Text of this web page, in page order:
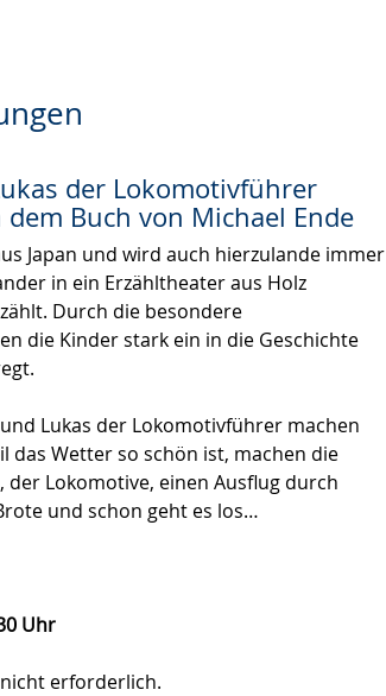
der Lokomotivführer
Buch von Michael Ende
Japan und wird auch hierzulande immer
in ein Erzähltheater aus Holz
Durch die besondere
die Kinder stark ein in die Geschichte
Lukas der Lokomotivführer machen
das Wetter so schön ist, machen die
Lokomotive, einen Ausflug durch
und schon geht es los…
Uhr
erforderlich.